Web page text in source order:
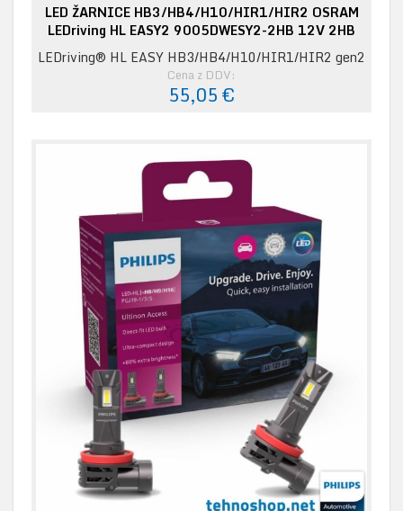
LED ŽARNICE HB3/HB4/H10/HIR1/HIR2 OSRAM
LEDriving HL EASY2 9005DWESY2-2HB 12V 2HB
LEDriving® HL EASY HB3/HB4/H10/HIR1/HIR2 gen2
Cena z DDV:
55,05 €